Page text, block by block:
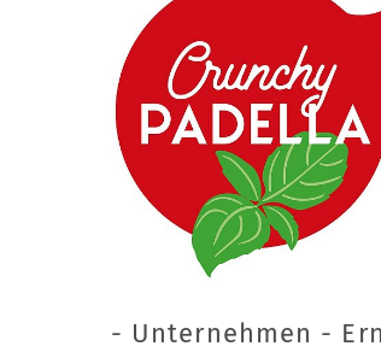
- Unternehmen -